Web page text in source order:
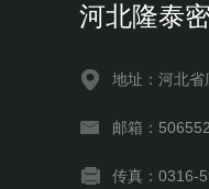
河北隆泰
地址：河北省
邮箱：
传真：0316-